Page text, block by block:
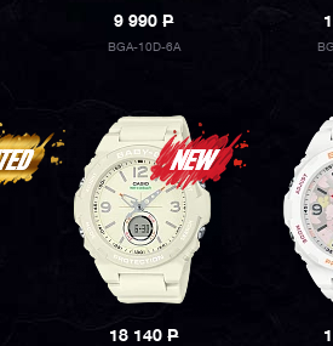
9 990P
BGA-10D-6A
18 140P